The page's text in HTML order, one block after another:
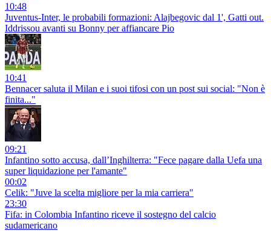
10:48
Juventus-Inter, le probabili formazioni: Alajbegovic dal 1', Gatti out.
Iddrissou avanti su Bonny per affiancare Pio
10:41
Bennacer saluta il Milan e i suoi tifosi con un post sui social: "Non è
finita..."
09:21
Infantino sotto accusa, dall’Inghilterra: "Fece pagare dalla Uefa una
super liquidazione per l'amante"
00:02
Celik: "Juve la scelta migliore per la mia carriera"
23:30
Fifa: in Colombia Infantino riceve il sostegno del calcio
sudamericano